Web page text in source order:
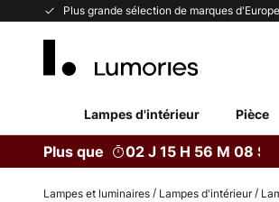
Plus grande sélection de marques d'Europe
Allez
Lampes d'intérieur Pièce
Plus que 02 J 15 H 56 M 08 S
Lampes et luminaires Lampes d'intérieur